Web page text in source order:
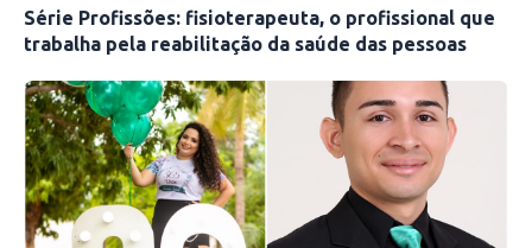
Série Profissões: fisioterapeuta, o profissional que
trabalha pela reabilitação da saúde das pessoas